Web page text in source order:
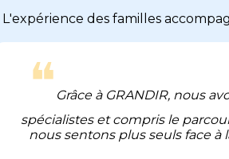
L'expérience des familles
❝ Grâce à GRANDIR, nous
spécialistes et compris le
nous sentons plus seuls face à